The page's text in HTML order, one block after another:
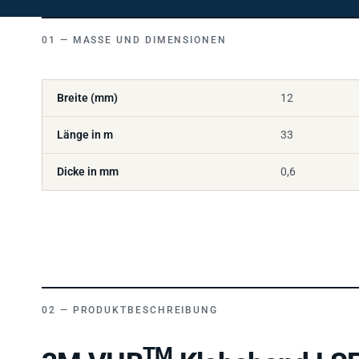
MASSE UND DIMENSIONEN
Breite (mm) 12
Länge in m 33
Dicke in mm 0,6
PRODUKTBESCHREIBUNG